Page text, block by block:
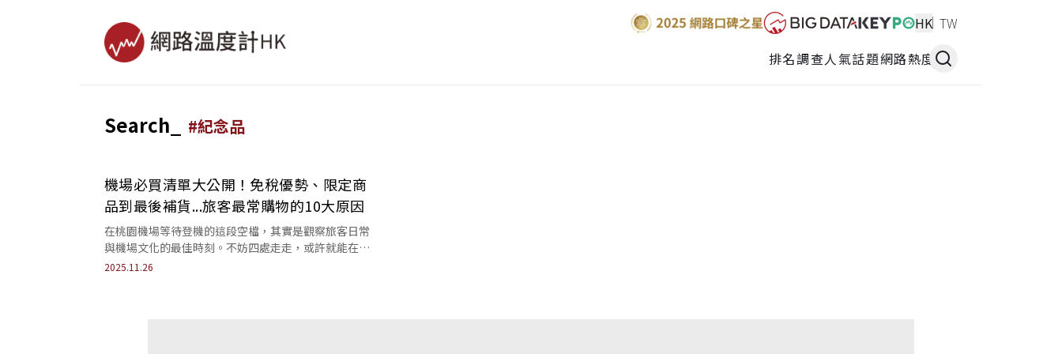
HK TW
排名調查人氣話題網路熱度
Search_ #紀念品
機場必買清單大公開！免稅優勢、限定商
品到最後補貨...旅客最常購物的10大原因
在桃園機場等待登機的這段空檔，其實是觀察旅客日常
與機場文化的最佳時刻。不妨四處走走，或許就能在下
一秒發現讓你眼睛一亮的小亮點！
2025.11.26